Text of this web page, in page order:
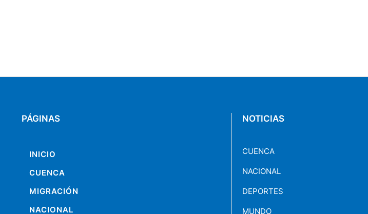
PÁGINAS
INICIO
CUENCA
MIGRACIÓN
NACIONAL
NOTICIAS
CUENCA
NACIONAL
DEPORTES
MUNDO